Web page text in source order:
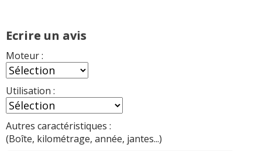
Ecrire un avis
Moteur :
Utilisation :
Autres caractéristiques :
(Boîte, kilométrage, année, jantes...)